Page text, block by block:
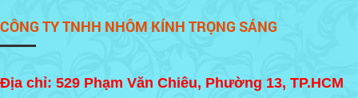
CÔNG TY TNHH NHÔM KÍNH TRỌNG SÁNG
Địa chỉ: 529 Phạm Văn Chiêu, Phường 13, TP.HCM